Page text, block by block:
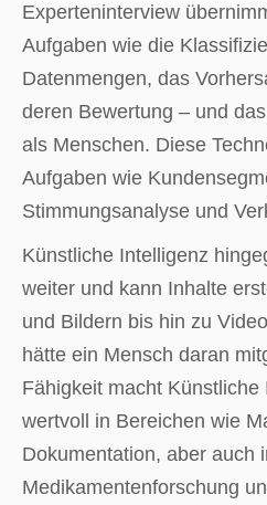
Experteninterview
Aufgaben wie die
Datenmengen, das
deren Bewertung – und
als Menschen. Diese
Aufgaben wie
Stimmungsanalyse und
Künstliche Intelligenz
weiter und kann Inhalte
und Bildern bis hin zu
hätte ein Mensch daran
Fähigkeit macht
wertvoll in Bereichen wie
Dokumentation, aber auch
Medikamentenforschung